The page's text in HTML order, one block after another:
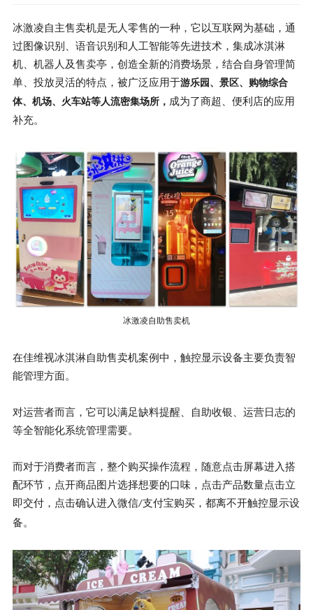
冰激凌自主售卖机是无人零售的一种，它以互联网为基础，通
过图像识别、语音识别和人工智能等先进技术，集成冰淇淋
机、机器人及售卖亭，创造全新的消费场景，结合自身管理简
单、投放灵活的特点，被广泛应用于游乐园、景区、购物综合
体、机场、火车站等人流密集场所， 成为了商超、便利店的应用
补充。
冰激凌自助售卖机
在佳维视冰淇淋自助售卖机案例中，触控显示设备主要负责智
能管理方面。
对运营者而言，它可以满足缺料提醒、自助收银、运营日志的
等全智能化系统管理需要。
而对于消费者而言，整个购买操作流程，随意点击屏幕进入搭
配环节，点开商品图片选择想要的口味，点击产品数量点击立
即交付，点击确认进入微信/支付宝购买，都离不开触控显示设
备。